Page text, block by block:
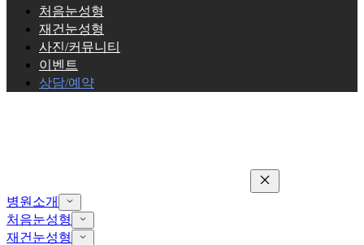
처음눈성형
재건눈성형
사진/커뮤니티
이벤트
상담/예약
병원소개
처음눈성형
재건눈성형